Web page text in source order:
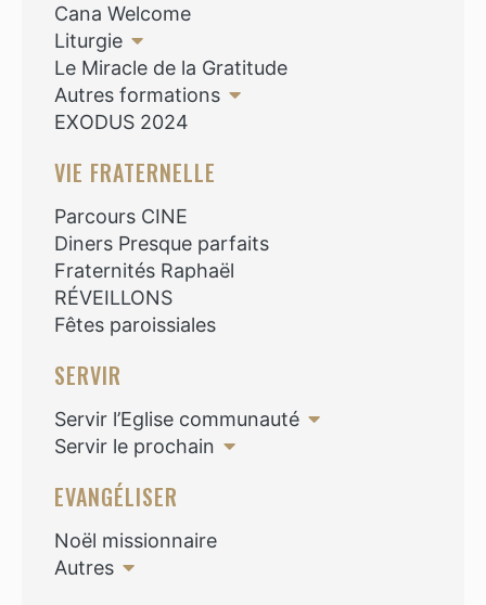
Cana Welcome
Liturgie
Le Miracle de la Gratitude
Autres formations
EXODUS 2024
VIE FRATERNELLE
Parcours CINE
Diners Presque parfaits
Fraternités Raphaël
RÉVEILLONS
Fêtes paroissiales
SERVIR
Servir l’Eglise communauté
Servir le prochain
EVANGÉLISER
Noël missionnaire
Autres